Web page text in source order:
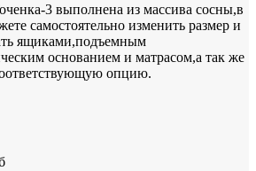
3 выполнена из массива сосны,в
самостоятельно изменить размер и
ящиками,подъемным
основанием и матрасом,а так же
опцию.